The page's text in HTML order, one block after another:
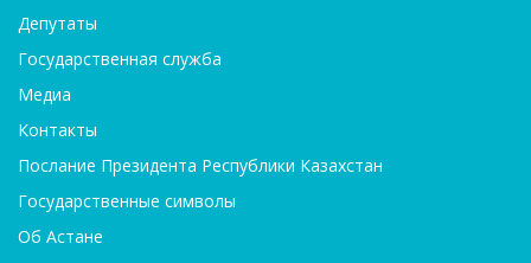
Депутаты
Государственная служба
Медиа
Контакты
Послание Президента Республики Казахстан
Государственные символы
Об Астане